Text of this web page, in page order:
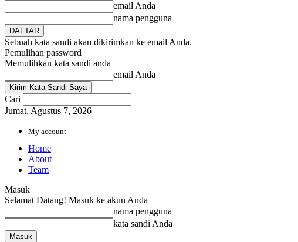
email Anda
nama pengguna
Sebuah kata sandi akan dikirimkan ke email Anda.
Pemulihan password
Memulihkan kata sandi anda
email Anda
Cari
Jumat, Agustus 7, 2026
My account
Home
About
Team
Masuk
Selamat Datang! Masuk ke akun Anda
nama pengguna
kata sandi Anda